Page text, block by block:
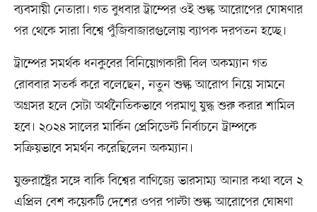
ব্যবসায়ী নেতারা। গত বুধবার ট্রাম্পের ওই শুল্ক আরোপের ঘোষণার
পর থেকে সারা বিশ্বে পুঁজিবাজারগুলোয় ব্যাপক দরপতন হচ্ছে।
ট্রাম্পের সমর্থক ধনকুবের বিনিয়োগকারী বিল অকম্যান গত
রোববার সতর্ক করে বলেছেন, নতুন শুল্ক আরোপ নিয়ে সামনে
অগ্রসর হলে সেটা অর্থনৈতিকভাবে পরমাণু যুদ্ধ শুরু করার শামিল
হবে। ২০২৪ সালের মার্কিন প্রেসিডেন্ট নির্বাচনে ট্রাম্পকে
সক্রিয়ভাবে সমর্থন করেছিলেন অকম্যান।
যুক্তরাষ্ট্রের সঙ্গে বাকি বিশ্বের বাণিজ্যে ভারসাম্য আনার কথা বলে ২
এপ্রিল বেশ কয়েকটি দেশের ওপর পাল্টা শুল্ক আরোপের ঘোষণা